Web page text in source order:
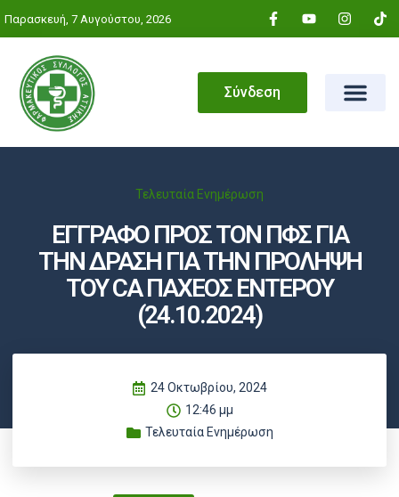
Παρασκευή, 7 Αυγούστου, 2026
Σύνδεση
Τελευταία Ενημέρωση
ΕΓΓΡΑΦΟ ΠΡΟΣ ΤΟΝ ΠΦΣ ΓΙΑ
ΤΗΝ ΔΡΑΣΗ ΓΙΑ ΤΗΝ ΠΡΟΛΗΨΗ
ΤΟΥ CA ΠΑΧΕΟΣ ΕΝΤΕΡΟΥ
(24.10.2024)
24 Οκτωβρίου, 2024
12:46 μμ
Τελευταία Ενημέρωση